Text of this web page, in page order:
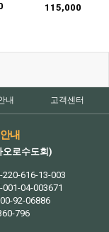
115,000
내 고객센터
내
오로수도회)
616-13-003
04-003671
92-06886
796